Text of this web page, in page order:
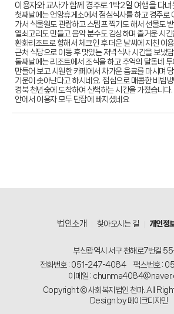
이용자와 교사가 함께 경주로1박2일 여행을 다
첫째날에는 언양휴게소에서 점심식사를 하고 경주로
가서 식물원도 관람하고 스템프 찍기도 해서 선물도
열쇠고리도 만들고 음악 분수도 감상하며 즐거운 시
환화리조트로 향해서 체크인 후 더운 날씨에 지친 이
근처 식당으로 이동 후 맛있는 저녁식사 시간을 보냈
둘째날에는 리조트에서 조식을 하고 추억의 달동네
만들어 보고 시원한 카페에서 차가운 음료를 마시며
기운이 솟아난다고 하시네요.점심으로 매콤한 비빔
경북 천년숲에 도착하여 산책하는 시간을 가졌습니다.
안에서 이용자 모두 단잠에 빠지셨네요
법인소개 찾아오시는 길 개인정
부산광역시 서구 천해로7번길
전화번호 : 051-247-4084
팩스번호 :
이메일 :
Copyright © 사회복지법인 천마. All
Design by 메이크디자인